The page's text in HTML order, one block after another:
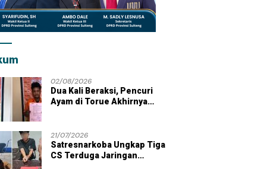
02/08/2026
Dua Kali Beraksi, Pencuri
Ayam di Torue Akhirnya
21/07/2026
Satresnarkoba Ungkap Tiga
CS Terduga Jaringan